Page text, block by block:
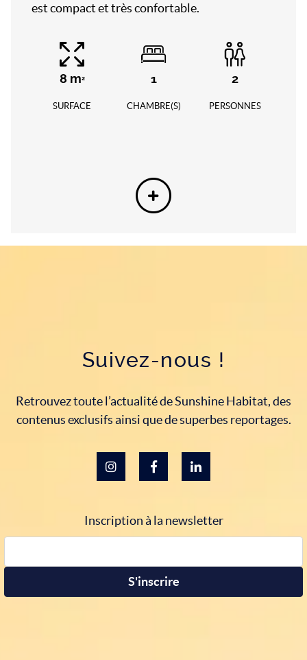
est compact et très confortable.
8 m2
SURFACE
1
CHAMBRE(S)
2
PERSONNES
Suivez-nous !
Retrouvez toute l’actualité de Sunshine Habitat, des
contenus exclusifs ainsi que de superbes reportages.
Inscription à la newsletter
S'inscrire